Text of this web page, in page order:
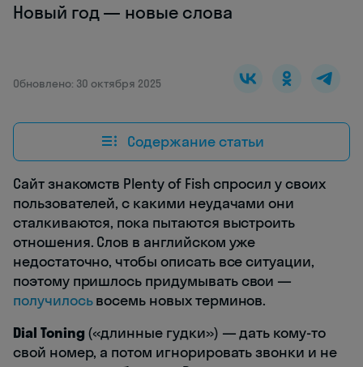
Новый год — новые слова
Обновлено: 30 октября 2025
Содержание статьи
Сайт знакомств Plenty of Fish спросил у своих
пользователей, с какими неудачами они
сталкиваются, пока пытаются выстроить
отношения. Слов в английском уже
недостаточно, чтобы описать все ситуации,
поэтому пришлось придумывать свои —
получилосьвосемь новых терминов.
Dial Toning («длинные гудки») — дать кому-то
свой номер, а потом игнорировать звонки и не